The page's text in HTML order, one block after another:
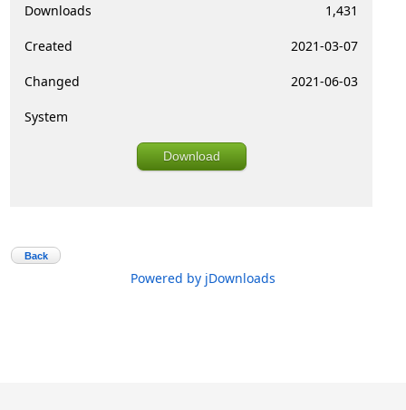
Downloads 1,431
Created 2021-03-07
Changed 2021-06-03
System
Download
Back
Powered by jDownloads